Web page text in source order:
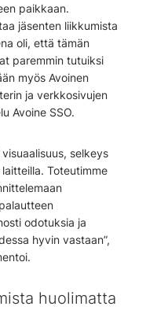
paikkaan.
jäsenten liikkumista
oli, että tämän
paremmin tutuiksi
myös Avoinen
ja verkkosivujen
Avoine SSO.
selkeys
Toteutimme
odotuksia ja
hyvin vastaan”,
huolimatta